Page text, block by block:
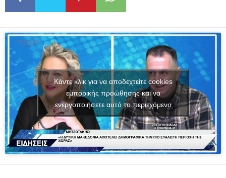
Κάντε κλικ για να αποδεχτείτε cookies
εμπορικής προώθησης και να
ενεργοποιήσετε αυτό το περιεχόμενο